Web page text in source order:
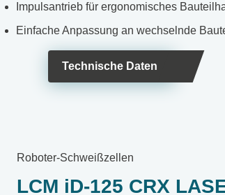
Impulsantrieb für ergonomisches
Einfache Anpassung an wechselnde
Technische Daten
Roboter-Schweißzellen
LCM iD-125 CRX